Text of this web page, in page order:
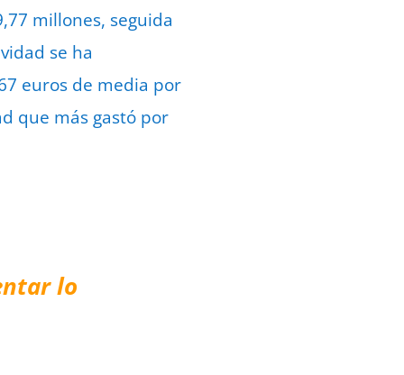
millones, seguida
se ha
euros de media por
que más gastó por
lo